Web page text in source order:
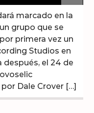
marcado en la
grupo que se
primera vez un
Studios en
después, el 24 de
Dale Crover […]